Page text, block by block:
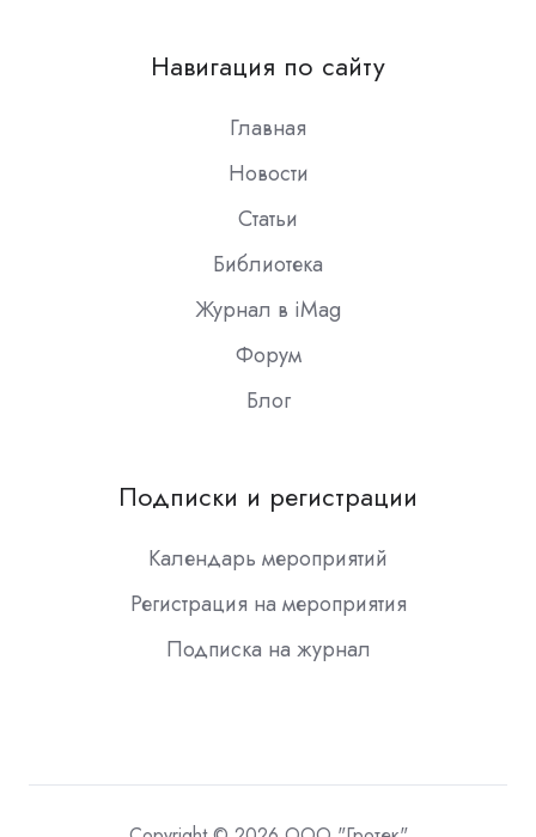
Slack
Навигация по сайту
Главная
Новости
Статьи
Библиотека
Журнал в iMag
Форум
Блог
Подписки и регистрации
Календарь мероприятий
Регистрация на мероприятия
Подписка на журнал